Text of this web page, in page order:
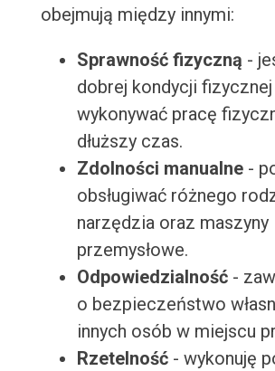
obejmują między innymi:
Sprawność fizyczną -
dobrej kondycji
wykonywać pracę
dłuższy czas.
Zdolności manualne-
obsługiwać różnego
narzędzia oraz maszyny
przemysłowe.
Odpowiedzialność-
o bezpieczeństwo
innych osób w miejscu
Rzetelność- wykonuję